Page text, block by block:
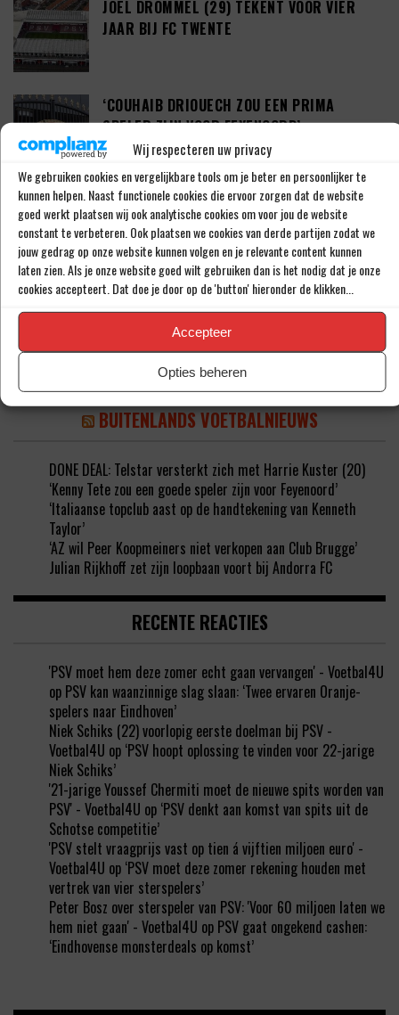
Wij respecteren uw privacy
We gebruiken cookies en vergelijkbare tools om je beter en persoonlijker te
kunnen helpen. Naast functionele cookies die ervoor zorgen dat de website
goed werkt plaatsen wij ook analytische cookies om voor jou de website
constant te verbeteren. Ook plaatsen we cookies van derde partijen zodat we
jouw gedrag op onze website kunnen volgen en je relevante content kunnen
laten zien. Als je onze website goed wilt gebruiken dan is het nodig dat je onze
cookies accepteert. Dat doe je door op de 'button' hieronder de klikken...
Accepteer
Opties beheren
JOEL DROMMEL (29) TEKENT VOOR VIER
JAAR BIJ FC TWENTE
‘COUHAIB DRIOUECH ZOU EEN PRIMA
SPELER ZIJN VOOR FEYENOORD’
PETER BOSZ OVER ONTWIKKELINGEN BIJ
AJAX: ‘LIG BIBBEREND IN BED’
‘KODAI SANO DEZE ZOMER DAN TOCH VAN
NEC NAAR PSV’
BUITENLANDS VOETBALNIEUWS
DONE DEAL: Telstar versterkt zich met Harrie Kuster (20)
‘Kenny Tete zou een goede speler zijn voor Feyenoord’
‘Italiaanse topclub aast op de handtekening van Kenneth
Taylor’
‘AZ wil Peer Koopmeiners niet verkopen aan Club Brugge’
Julian Rijkhoff zet zijn loopbaan voort bij Andorra FC
RECENTE REACTIES
'PSV moet hem deze zomer echt gaan vervangen' - Voetbal4U
op PSV kan waanzinnige slag slaan: ‘Twee ervaren Oranje-
spelers naar Eindhoven’
Niek Schiks (22) voorlopig eerste doelman bij PSV -
Voetbal4U op ‘PSV hoopt oplossing te vinden voor 22-jarige
Niek Schiks’
'21-jarige Youssef Chermiti moet de nieuwe spits worden van
PSV' - Voetbal4U op ‘PSV denkt aan komst van spits uit de
Schotse competitie’
'PSV stelt vraagprijs vast op tien á vijftien miljoen euro' -
Voetbal4U op ‘PSV moet deze zomer rekening houden met
vertrek van vier sterspelers’
Peter Bosz over sterspeler van PSV: 'Voor 60 miljoen laten we
hem niet gaan' - Voetbal4U op PSV gaat ongekend cashen:
‘Eindhovense monsterdeals op komst’